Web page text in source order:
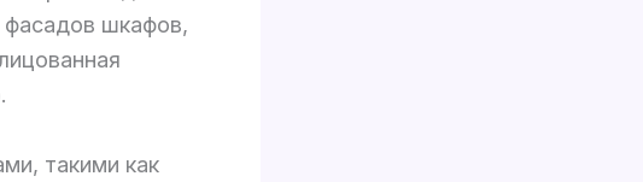
фасадов шкафов,
такими как